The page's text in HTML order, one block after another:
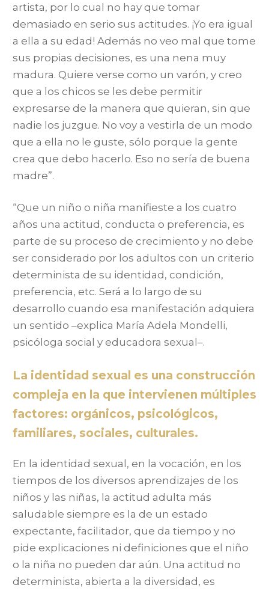
artista, por lo cual no hay que tomar
demasiado en serio sus actitudes. ¡Yo era igual
a ella a su edad! Además no veo mal que tome
sus propias decisiones, es una nena muy
madura. Quiere verse como un varón, y creo
que a los chicos se les debe permitir
expresarse de la manera que quieran, sin que
nadie los juzgue. No voy a vestirla de un modo
que a ella no le guste, sólo porque la gente
crea que debo hacerlo. Eso no sería de buena
madre”.
“Que un niño o niña manifieste a los cuatro
años una actitud, conducta o preferencia, es
parte de su proceso de crecimiento y no debe
ser considerado por los adultos con un criterio
determinista de su identidad, condición,
preferencia, etc. Será a lo largo de su
desarrollo cuando esa manifestación adquiera
un sentido –explica María Adela Mondelli,
psicóloga social y educadora sexual–.
La identidad sexual es una construcción
compleja en la que intervienen múltiples
factores: orgánicos, psicológicos,
familiares, sociales, culturales.
En la identidad sexual, en la vocación, en los
tiempos de los diversos aprendizajes de los
niños y las niñas, la actitud adulta más
saludable siempre es la de un estado
expectante, facilitador, que da tiempo y no
pide explicaciones ni definiciones que el niño
o la niña no pueden dar aún. Una actitud no
determinista, abierta a la diversidad, es